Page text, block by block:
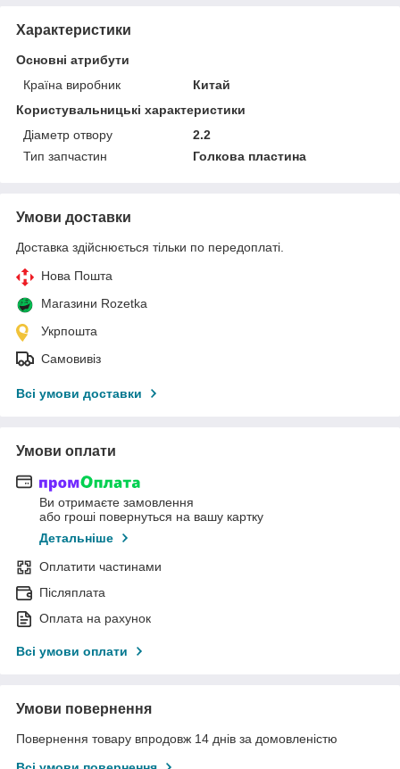
Характеристики
Основні атрибути
Країна виробник
Китай
Користувальницькі характеристики
Діаметр отвору
2.2
Тип запчастин
Голкова пластина
Умови доставки
Доставка здійснюється тільки по передоплаті.
Нова Пошта
Магазини Rozetka
Укрпошта
Самовивіз
Всі умови доставки
Умови оплати
Ви отримаєте замовлення
або гроші повернуться на вашу картку
Детальніше
Оплатити частинами
Післяплата
Оплата на рахунок
Всі умови оплати
Умови повернення
Повернення товару впродовж 14 днів за домовленістю